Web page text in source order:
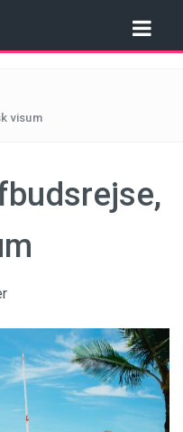
visum